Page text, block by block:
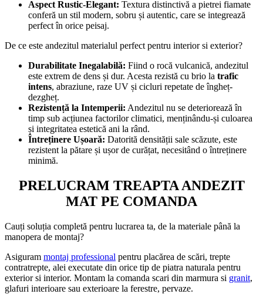
Aspect Rustic-Elegant: Textura distinctivă a pietrei fiamate
conferă un stil modern, sobru și autentic, care se integrează
perfect în orice peisaj.
De ce este andezitul materialul perfect pentru interior si exterior?
Durabilitate Inegalabilă: Fiind o rocă vulcanică, andezitul
este extrem de dens și dur. Acesta rezistă cu brio la trafic
intens, abraziune, raze UV și cicluri repetate de îngheț-
dezgheț.
Rezistență la Intemperii: Andezitul nu se deteriorează în
timp sub acțiunea factorilor climatici, menținându-și culoarea
și integritatea estetică ani la rând.
Întreținere Ușoară: Datorită densității sale scăzute, este
rezistent la pătare și ușor de curățat, necesitând o întreținere
minimă.
PRELUCRAM TREAPTA ANDEZIT
MAT PE COMANDA
Cauți soluția completă pentru lucrarea ta, de la materiale până la
manopera de montaj?
Asiguram montaj professional pentru placărea de scări, trepte
contratrepte, alei executate din orice tip de piatra naturala pentru
exterior si interior. Montam la comanda scari din marmura si granit,
glafuri interioare sau exterioare la ferestre, pervaze.